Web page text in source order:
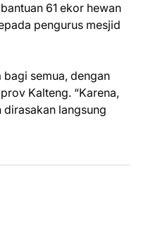
61 ekor hewan
pengurus mesjid
semua, dengan
Kalteng. “Karena,
langsung